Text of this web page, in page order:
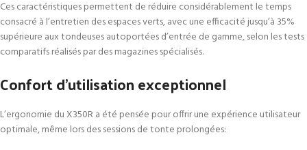
Ces caractéristiques permettent de réduire considérablement le temps
consacré à l’entretien des espaces verts, avec une efficacité jusqu’à 35%
supérieure aux tondeuses autoportées d’entrée de gamme, selon les tests
comparatifs réalisés par des magazines spécialisés.
Confort d’utilisation exceptionnel
L’ergonomie du X350R a été pensée pour offrir une expérience utilisateur
optimale, même lors des sessions de tonte prolongées: